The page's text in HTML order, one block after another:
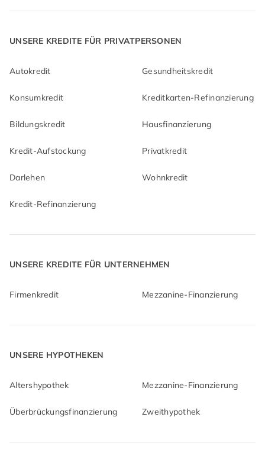
UNSERE KREDITE FÜR PRIVATPERSONEN
Autokredit Gesundheitskredit
Konsumkredit Kreditkarten-Refinanzierung
Bildungskredit Hausfinanzierung
Kredit-Aufstockung Privatkredit
Darlehen Wohnkredit
Kredit-Refinanzierung
UNSERE KREDITE FÜR UNTERNEHMEN
Firmenkredit Mezzanine-Finanzierung
UNSERE HYPOTHEKEN
Altershypothek Mezzanine-Finanzierung
Überbrückungsfinanzierung Zweithypothek